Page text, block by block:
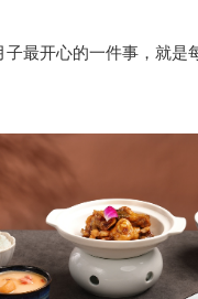
子最开心的一件事，就是